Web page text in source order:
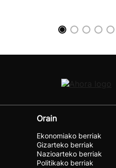
Orain
Ekonomiako berriak
Gizarteko berriak
Nazioarteko berriak
Politikako berriak